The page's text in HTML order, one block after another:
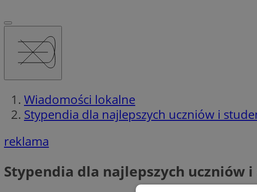
Wiadomości lokalne
Stypendia dla najlepszych uczniów i
reklama
Stypendia dla najlepszych uczniów